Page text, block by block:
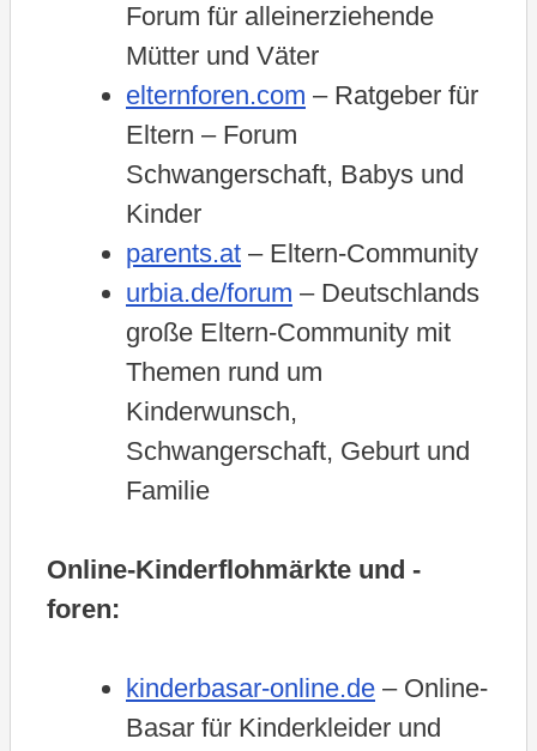
Forum für alleinerziehende
Mütter und Väter
elternforen.com – Ratgeber für
Eltern – Forum
Schwangerschaft, Babys und
Kinder
parents.at – Eltern-Community
urbia.de/forum – Deutschlands
große Eltern-Community mit
Themen rund um
Kinderwunsch,
Schwangerschaft, Geburt und
Familie
Online-Kinderflohmärkte und -
foren:
kinderbasar-online.de – Online-
Basar für Kinderkleider und